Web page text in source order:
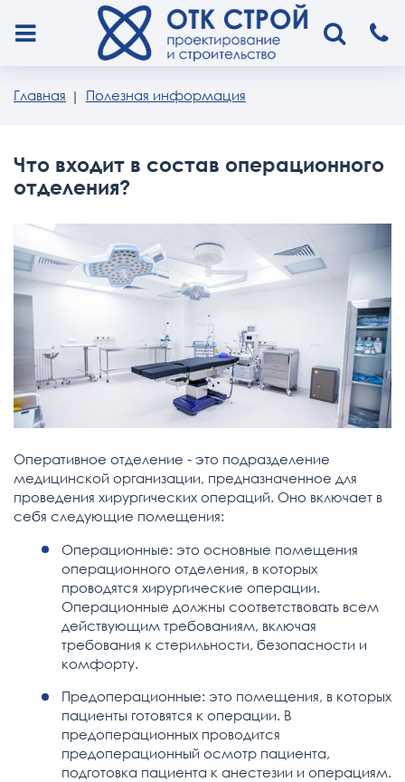
Главная Полезная информация
Что входит в состав операционного
отделения?
Оперативное отделение - это подразделение
медицинской организации, предназначенное для
проведения хирургических операций. Оно включает в
себя следующие помещения:
Операционные: это основные помещения
операционного отделения, в которых
проводятся хирургические операции.
Операционные должны соответствовать всем
действующим требованиям, включая
требования к стерильности, безопасности и
комфорту.
Предоперационные: это помещения, в которых
пациенты готовятся к операции. В
предоперационных проводится
предоперационный осмотр пациента,
подготовка пациента к анестезии и операциям.